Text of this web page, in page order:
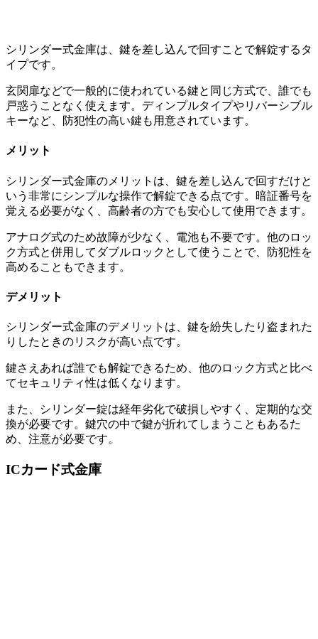
シリンダー式金庫は、鍵を差し込んで回すことで解錠するタ
イプです。
玄関扉などで一般的に使われている鍵と同じ方式で、誰でも
戸惑うことなく使えます。ディンプルタイプやリバーシブル
キーなど、防犯性の高い鍵も用意されています。
メリット
シリンダー式金庫のメリットは、鍵を差し込んで回すだけと
いう非常にシンプルな操作で解錠できる点です。暗証番号を
覚える必要がなく、高齢者の方でも安心して使用できます。
アナログ式のため故障が少なく、電池も不要です。他のロッ
ク方式と併用してダブルロックとして使うことで、防犯性を
高めることもできます。
デメリット
シリンダー式金庫のデメリットは、鍵を紛失したり盗まれた
りしたときのリスクが高い点です。
鍵さえあれば誰でも解錠できるため、他のロック方式と比べ
てセキュリティ性は低くなります。
また、シリンダー錠は経年劣化で破損しやすく、定期的な交
換が必要です。鍵穴の中で鍵が折れてしまうこともあるた
め、注意が必要です。
ICカード式金庫